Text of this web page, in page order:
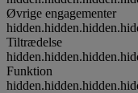
Øvrige engagementer
Tiltrædelse
Funktion